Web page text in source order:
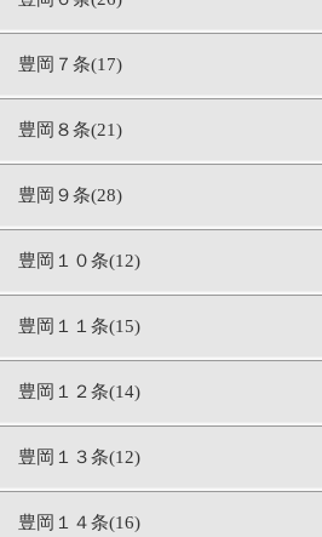
豊岡７条(17)
豊岡８条(21)
豊岡９条(28)
豊岡１０条(12)
豊岡１１条(15)
豊岡１２条(14)
豊岡１３条(12)
豊岡１４条(16)